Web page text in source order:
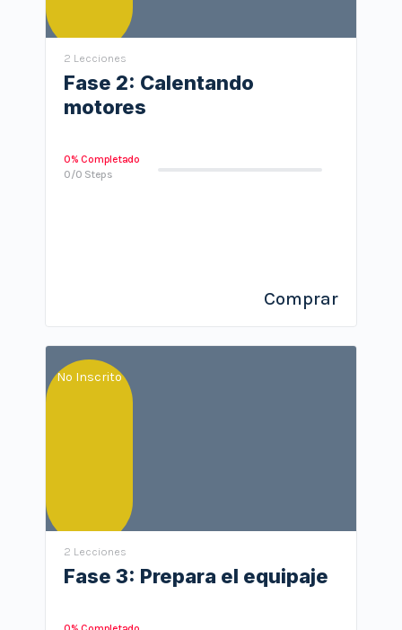
2 Lecciones
Fase 2: Calentando
motores
0% Completado
0/0 Steps
Comprar
No Inscrito
2 Lecciones
Fase 3: Prepara el equipaje